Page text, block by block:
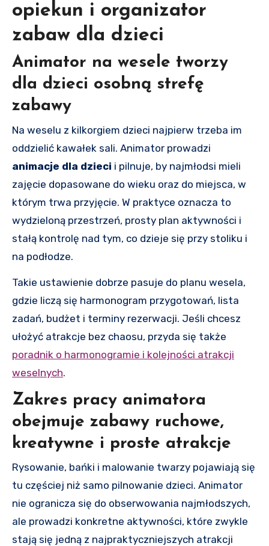
opiekun i organizator
zabaw dla dzieci
Animator na wesele tworzy
dla dzieci osobną strefę
zabawy
Na weselu z kilkorgiem dzieci najpierw trzeba im
oddzielić kawałek sali. Animator prowadzi
animacje dla dzieci i pilnuje, by najmłodsi mieli
zajęcie dopasowane do wieku oraz do miejsca, w
którym trwa przyjęcie. W praktyce oznacza to
wydzieloną przestrzeń, prosty plan aktywności i
stałą kontrolę nad tym, co dzieje się przy stoliku i
na podłodze.
Takie ustawienie dobrze pasuje do planu wesela,
gdzie liczą się harmonogram przygotowań, lista
zadań, budżet i terminy rezerwacji. Jeśli chcesz
ułożyć atrakcje bez chaosu, przyda się także
poradnik o harmonogramie i kolejności atrakcji
weselnych.
Zakres pracy animatora
obejmuje zabawy ruchowe,
kreatywne i proste atrakcje
Rysowanie, bańki i malowanie twarzy pojawiają się
tu częściej niż samo pilnowanie dzieci. Animator
nie ogranicza się do obserwowania najmłodszych,
ale prowadzi konkretne aktywności, które zwykle
stają się jedną z najpraktyczniejszych atrakcji